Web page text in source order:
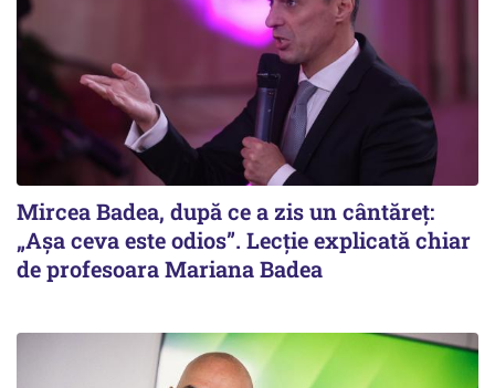
Mircea Badea, după ce a zis un cântăreț:
„Așa ceva este odios”. Lecție explicată chiar
de profesoara Mariana Badea